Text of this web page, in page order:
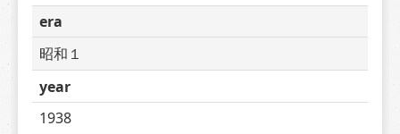
era
昭和１
year
1938